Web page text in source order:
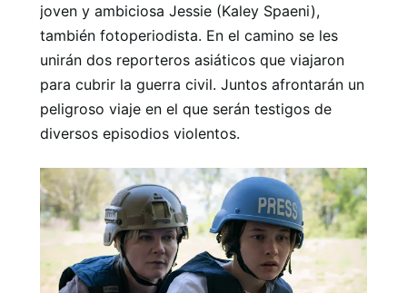
joven y ambiciosa Jessie (Kaley Spaeni),
también fotoperiodista. En el camino se les
unirán dos reporteros asiáticos que viajaron
para cubrir la guerra civil. Juntos afrontarán un
peligroso viaje en el que serán testigos de
diversos episodios violentos.